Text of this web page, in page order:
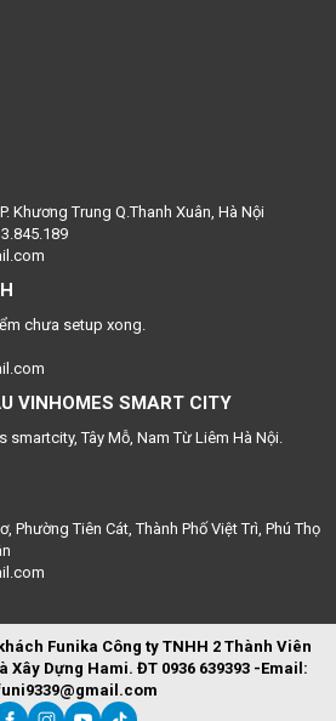
Khương Trung Q.Thanh Xuân, Hà Nội
chưa setup xong.
VINHOMES SMART CITY
smartcity, Tây Mỗ, Nam Từ Liêm Hà Nội.
Phường Tiên Cát, Thành Phố Việt Trì, Phú Thọ
Funika Công ty TNHH 2 Thành Viên
Xây Dựng Hami. ĐT 0936 639393 -Email: